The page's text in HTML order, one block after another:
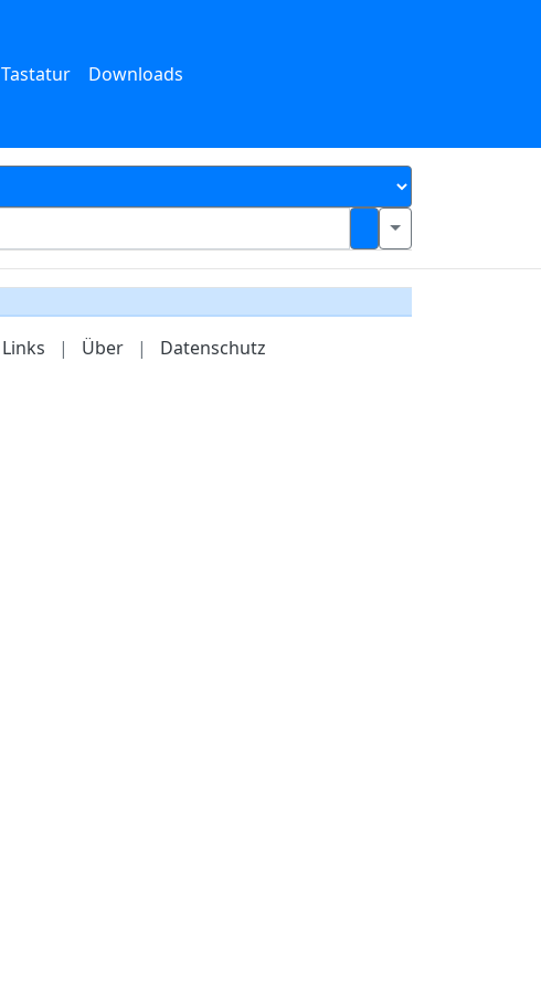
Tastatur Downloads
Links | Über | Datenschutz